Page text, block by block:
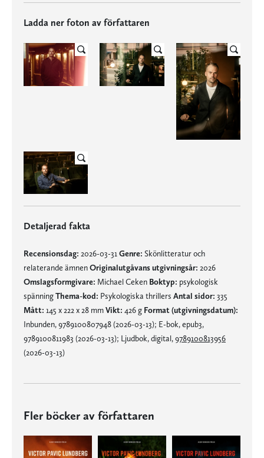
Ladda ner foton av författaren
Detaljerad fakta
Recensionsdag: 2026-03-31Genre: Skönlitteratur och
relaterande ämnenOriginalutgåvans utgivningsår: 2026
Omslagsformgivare: Michael Ceken Boktyp: psykologisk
spänningThema-kod: Psykologiska thrillers Antal sidor: 335
Mått: 145 x 222 x 28 mmVikt: 426 g Format (utgivningsdatum):
Inbunden, 9789100807948 (2026-03-13); E-bok, epub3,
9789100811983 (2026-03-13); Ljudbok, digital,9789100813956
(2026-03-13)
Fler böcker av författaren